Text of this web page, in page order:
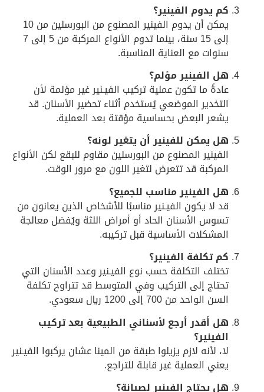
كم يدوم الفينير؟
يمكن أن يدوم الفينير المصنوع من البورسلين من 10
إلى 15 سنة، بينما تدوم الأنواع المركبة من 5 إلى 7
سنوات مع العناية المناسبة.
هل الفينير مؤلم؟
عادةً ما تكون عملية تركيب الفيـنير غير مؤلمة لأن
التخدير الموضعي يُستخدم أثناء تحضير الأسنان. قد
يشعر البعض بحساسية مؤقتة بعد العملية.
هل يمكن للفينير أن يتغير لونه؟
الفينير المصنوع من البورسلين مقاوم للبقع لكن الأنواع
المركبة قد تتعرض لتغير اللون مع مرور الوقت.
هل الفينير مناسب للجميع؟
قد لا يكون الفيـنير مناسبًا للأشخاص الذين يعانون من
تسوس الأسنان الحاد أو أمراض اللثة ويُفضل معالجة
المشكلات الأساسية قبل تركيبه.
كم تكلفة الفينير؟
تختلف التكلفة حسب نوع الفيـنير وعدد الأسنان التي
تحتاج إلى التركيب وفي المتوسط قد تتراوح تكلفة
السن الواحد من 700 إلى 1200 ريال سعودي.
هل أقدر أرجع لأسناني الطبيعية بعد تركيب
الفينير؟
لا، لأنه لازم يزيلوا طبقة من المينا عشان يركبوا الفيـنير
يعني العملية غير قابلة للتراجع.
هل يحتاج الفينير لصيانة؟